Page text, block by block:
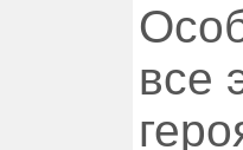
все